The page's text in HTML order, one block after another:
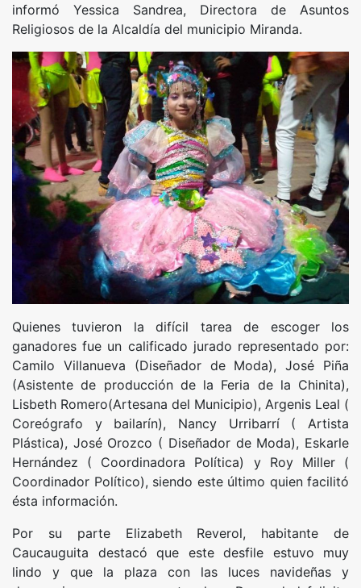
informó Yessica Sandrea, Directora de Asuntos
Religiosos de la Alcaldía del municipio Miranda.
Quienes tuvieron la difícil tarea de escoger los
ganadores fue un calificado jurado representado por:
Camilo Villanueva (Diseñador de Moda), José Piña
(Asistente de producción de la Feria de la Chinita),
Lisbeth Romero(Artesana del Municipio), Argenis Leal (
Coreógrafo y bailarín), Nancy Urribarrí ( Artista
Plástica), José Orozco ( Diseñador de Moda), Eskarle
Hernández ( Coordinadora Política) y Roy Miller (
Coordinador Político), siendo este último quien facilitó
ésta información.
Por su parte Elizabeth Reverol, habitante de
Caucauguita destacó que este desfile estuvo muy
lindo y que la plaza con las luces navideñas y